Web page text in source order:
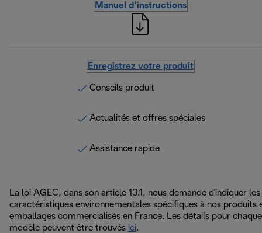
Manuel d’instructions
Enregistrez votre produit
Conseils produit
Actualités et offres spéciales
Assistance rapide
La loi AGEC, dans son article 13.1, nous demande d'indiquer les
caractéristiques environnementales spécifiques à nos produits
emballages commercialisés en France. Les détails pour chaque
modèle peuvent être trouvés ici.